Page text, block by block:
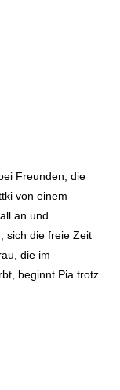
Freunden, die
von einem
an und
sich die freie Zeit
die im
beginnt Pia trotz